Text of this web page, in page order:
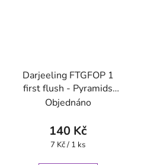
Darjeeling FTGFOP 1
first flush - Pyramids
(BONThé) - Oxalis
Objednáno
140 Kč
Měrná
7 Kč / 1 ks